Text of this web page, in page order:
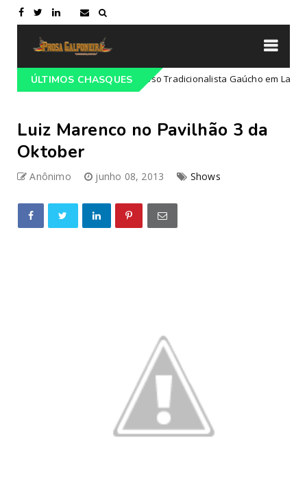
ÚLTIMOS CHASQUES
Programação do 68º Congresso Tradicionalista Gaúcho em Lajeado-RS
Luiz Marenco no Pavilhão 3 da
Oktober
Anônimo junho 08, 2013 Shows